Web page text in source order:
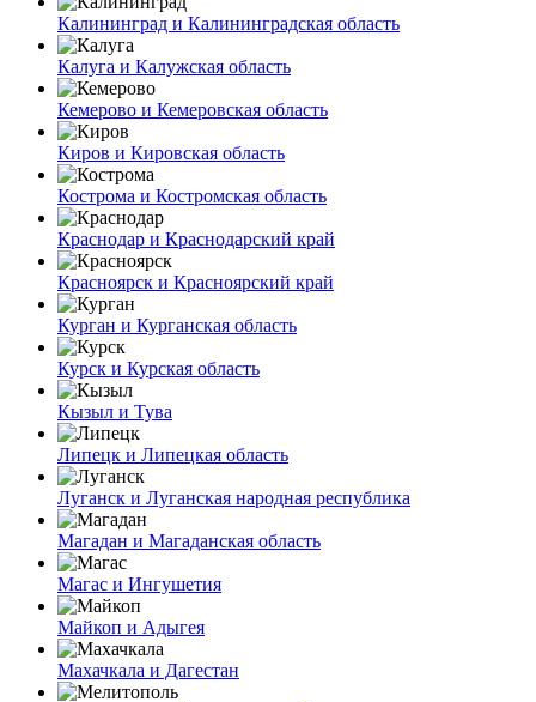
Калининград и Калининградская область
Калуга и Калужская область
Кемерово и Кемеровская область
Киров и Кировская область
Кострома и Костромская область
Краснодар и Краснодарский край
Красноярск и Красноярский край
Курган и Курганская область
Курск и Курская область
Кызыл и Тува
Липецк и Липецкая область
Луганск и Луганская народная республика
Магадан и Магаданская область
Магас и Ингушетия
Майкоп и Адыгея
Махачкала и Дагестан